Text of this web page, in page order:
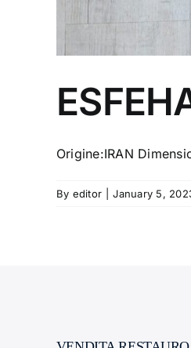
Origine:IRAN
By editor January 5,